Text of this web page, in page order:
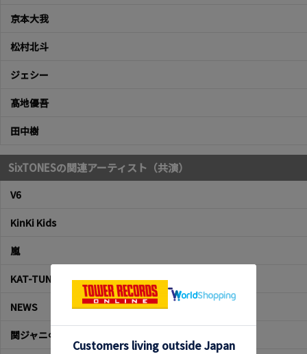
京本大我
松村北斗
ジェシー
髙地優吾
田中樹
SixTONESの関連アーティスト（共演）
V6
KinKi Kids
嵐
KAT-TUN
NEWS
関ジャニ∞